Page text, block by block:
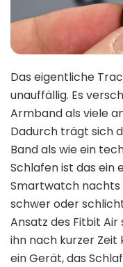
Das eigentliche
unauffällig. Es
Armband als viele
Dadurch trägt sich
Band als wie ein
Schlafen ist das ein
Smartwatch nachts
schwer oder
Ansatz des Fitbit
ihn nach kurzer Zeit
ein Gerät, das